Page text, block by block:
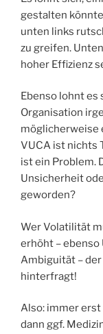
gestalten
unten links
zu greifen.
hoher Effizienz
Ebenso lohnt es
Organisation
möglicherweise
VUCA ist nichts
ist ein Problem.
Unsicherheit
geworden?
Wer Volatilität
erhöht –
Ambiguität –
hinterfragt!
Also: immer
dann ggf.